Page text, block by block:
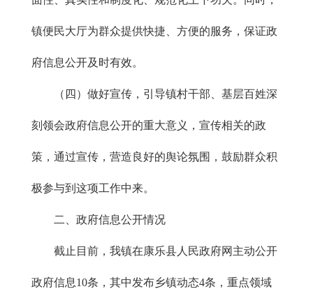
镇便民大厅为群众提供快捷、方便的服务，保证政
府信息公开及时有效。
（四）做好宣传，引导镇村干部、基层百姓深
刻领会政府信息公开的重大意义，宣传相关的政
策，通过宣传，营造良好的舆论氛围，鼓励群众积
极参与到这项工作中来。
二、政府信息公开情况
截止目前，我镇在康乐县人民政府网主动公开
政府信息10条，其中发布乡镇动态4条，重点领域